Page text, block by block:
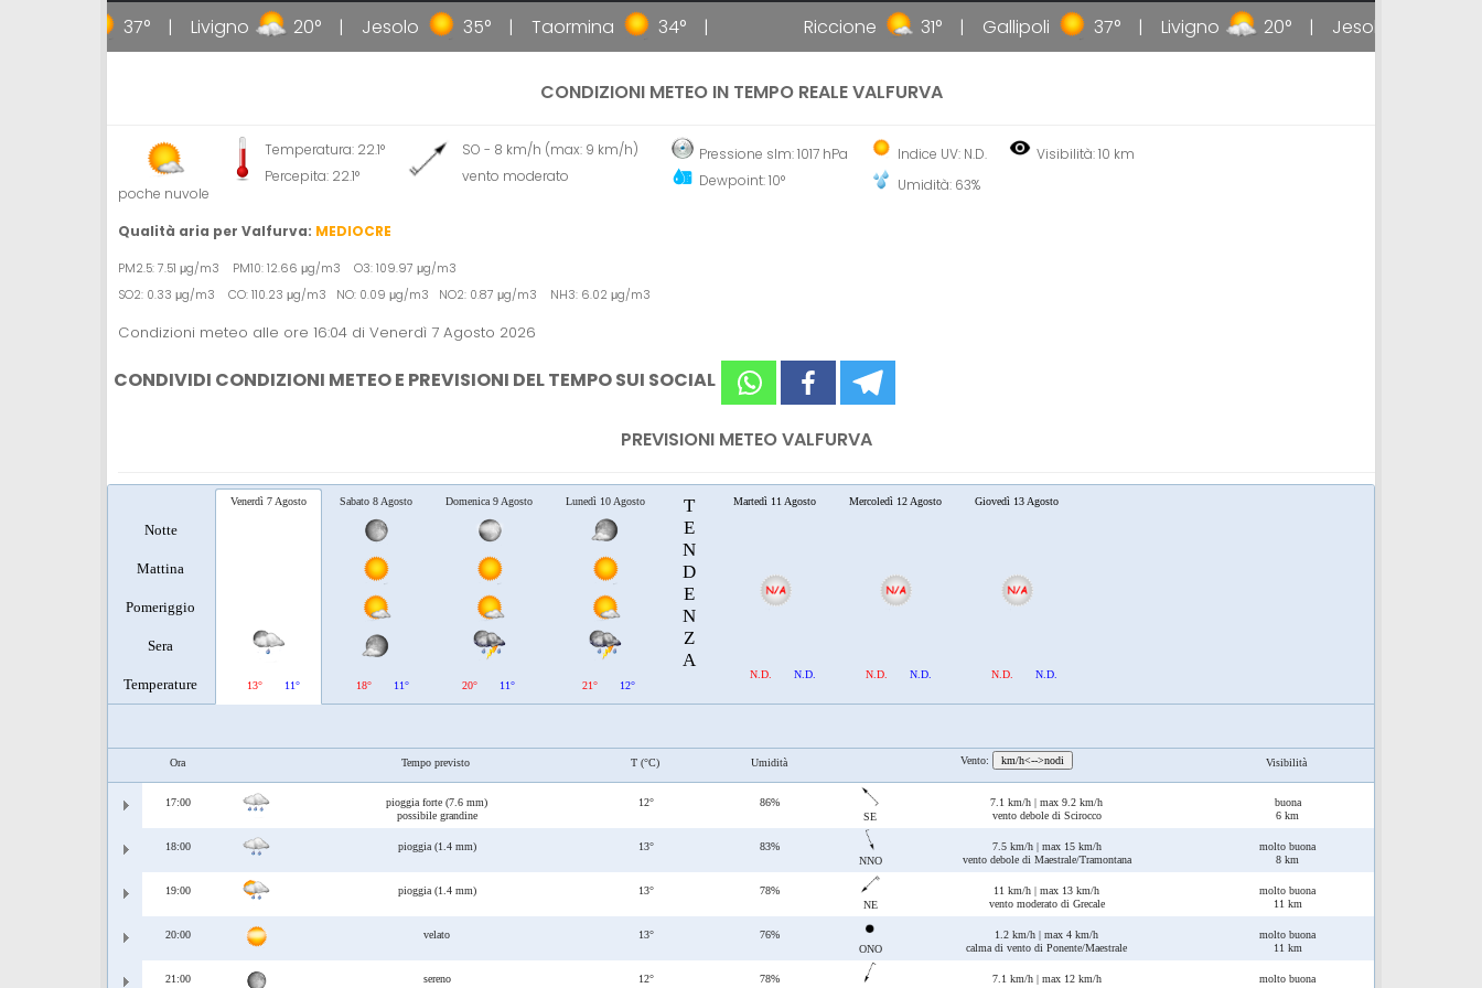
37° Livigno 20° Jesolo 35° Taormina 34° Riccione 31° Gallipoli 37° Livigno 20° Jesolo
CONDIZIONI METEO IN TEMPO REALE VALFURVA
poche nuvole
Temperatura: 22.1°
Percepita: 22.1°
SO - 8 km/h (max: 9 km/h)
vento moderato
Pressione slm: 1017 hPa
Dewpoint: 10°
Indice UV: N.D.
Umidità: 63%
Visibilità: 10 km
Qualità aria per Valfurva: MEDIOCRE
PM2.5: 7.51 μg/m3 PM10: 12.66 μg/m3 O3: 109.97 μg/m3
SO2: 0.33 μg/m3 CO: 110.23 μg/m3 NO: 0.09 μg/m3 NO2: 0.87 μg/m3 NH3: 6.02 μg/m3
Condizioni meteo alle ore 16:04 di Venerdì 7 Agosto 2026
CONDIVIDI CONDIZIONI METEO E PREVISIONI DEL TEMPO SUI SOCIAL
PREVISIONI METEO VALFURVA
Notte
Mattina
Pomeriggio
Sera
Temperature
Venerdì 7 Agosto
13° 11°
Sabato 8 Agosto
18° 11°
Domenica 9 Agosto
20° 11°
Lunedì 10 Agosto
21° 12°
T
E
N
D
E
N
Z
A
Martedì 11 Agosto
N.D. N.D.
Mercoledì 12 Agosto
N.D. N.D.
Giovedì 13 Agosto
N.D. N.D.
Ora Tempo previsto T (°C) Umidità Vento: km/h<-->nodi Visibilità
17:00
pioggia forte (7.6 mm)
possibile grandine
12°
86%
SE
7.1 km/h | max 9.2 km/h
vento debole di Scirocco
buona
6 km
18:00 pioggia (1.4 mm) 13°
83%
NNO
7.5 km/h | max 15 km/h
vento debole di Maestrale/Tramontana
molto buona
8 km
19:00 pioggia (1.4 mm) 13°
78%
NE
11 km/h | max 13 km/h
vento moderato di Grecale
molto buona
11 km
20:00 velato 13°
76%
ONO
1.2 km/h | max 4 km/h
calma di vento di Ponente/Maestrale
molto buona
11 km
21:00 sereno 12°
78%
7.1 km/h | max 12 km/h
molto buona